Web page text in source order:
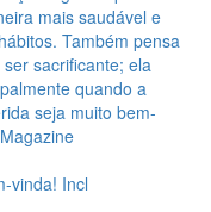
vinda! Incl